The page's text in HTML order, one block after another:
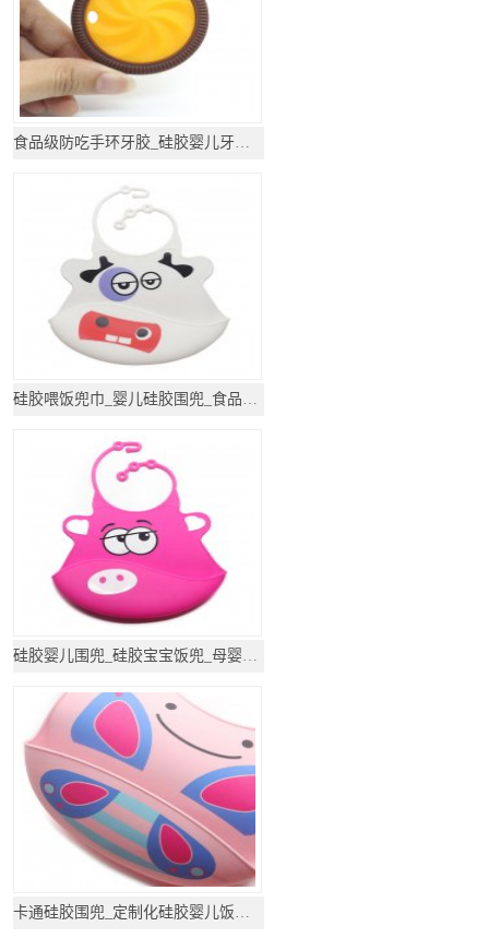
食品级防吃手环牙胶_硅胶婴儿牙胶_磨牙棒牙胶
硅胶喂饭兜巾_婴儿硅胶围兜_食品级硅胶饭兜
硅胶婴儿围兜_硅胶宝宝饭兜_母婴用品
卡通硅胶围兜_定制化硅胶婴儿饭兜_母婴用品